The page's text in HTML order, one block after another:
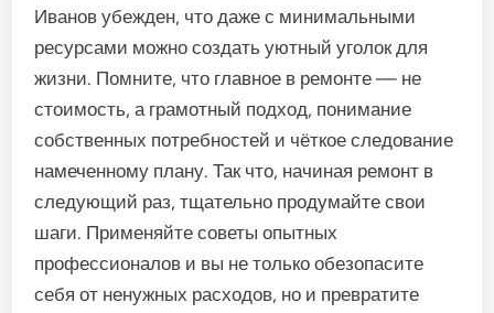
Иванов убежден, что даже с минимальными
ресурсами можно создать уютный уголок для
жизни. Помните, что главное в ремонте — не
стоимость, а грамотный подход, понимание
собственных потребностей и чёткое следование
намеченному плану. Так что, начиная ремонт в
следующий раз, тщательно продумайте свои
шаги. Применяйте советы опытных
профессионалов и вы не только обезопасите
себя от ненужных расходов, но и превратите